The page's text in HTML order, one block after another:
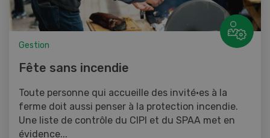
Gestion
Fête sans incendie
Toute personne qui accueille des invité·es à la
ferme doit aussi penser à la protection incendie.
Une liste de contrôle du CIPI et du SPAA met en
évidence...